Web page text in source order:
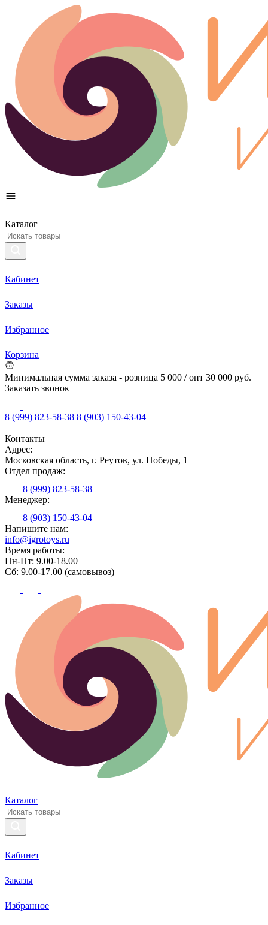
Каталог
Кабинет
Заказы
Избранное
Корзина
Минимальная сумма заказа - розница 5 000 / опт 30 000 руб.
Заказать звонок
8 (999) 823-58-38 8 (903) 150-43-04
Контакты
Адрес:
Московская область, г. Реутов, ул. Победы, 1
Отдел продаж:
8 (999) 823-58-38
Менеджер:
8 (903) 150-43-04
Напишите нам:
info@igrotoys.ru
Время работы:
Пн-Пт: 9.00-18.00
Сб: 9.00-17.00 (самовывоз)
Каталог
Кабинет
Заказы
Избранное